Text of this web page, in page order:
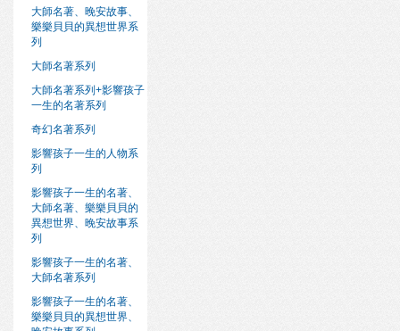
大師名著、晚安故事、
樂樂貝貝的異想世界系
列
大師名著系列
大師名著系列+影響孩子
一生的名著系列
奇幻名著系列
影響孩子一生的人物系
列
影響孩子一生的名著、
大師名著、樂樂貝貝的
異想世界、晚安故事系
列
影響孩子一生的名著、
大師名著系列
影響孩子一生的名著、
樂樂貝貝的異想世界、